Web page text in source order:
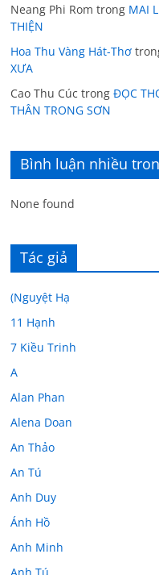
Neang Phi Rom trong MAI
THIỆN
Hoa Thu Vàng Hát-Thơ
XƯA
Cao Thu Cúc trongĐỌC
THÂN TRONG SƠN
Bình luận nhiều
None found
Tác giả
(Nguyệt Hạ
11 Hạnh
7 Kiều Trinh
A
Alan Phan
Alena Doan
An Thảo
An Tú
Anh Duy
Ánh Hồ
Anh Minh